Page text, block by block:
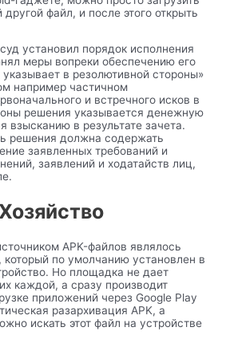
файл, и после этого открыть
установил порядок исполнения
меры вопреки обеспечению его
в резолютивной стороны»
например частичном
и встречного исков в
решения указывается денежную
в результате зачета.
решения должна содержать
заявленных требований и
заявлений и ходатайств лиц,
APK-файлов являлось
который по умолчанию установлен в
Но площадка не дает
каждой, а сразу производит
приложений через Google Play
разархивация APK, а
искать этот файл на устройстве